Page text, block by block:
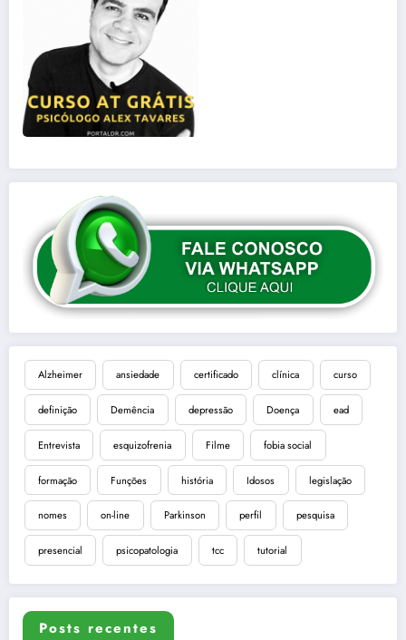
Alzheimer ansiedade certificado clínica curso
definição Demência depressão Doença ead
Entrevista esquizofrenia Filme fobia social
formação Funções história Idosos legislação
nomes on-line Parkinson perfil pesquisa
presencial psicopatologia tcc tutorial
Posts recentes